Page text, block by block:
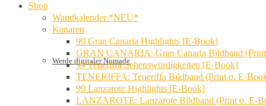
Werde digitaler Nomade
Shop
Wandkalender *NEU*
Kanaren
99 Gran Canaria Highlights [E-Book]
GRAN CANARIA: Gran Canaria Bildband
99 Teneriffa Sehenswürdigkeiten [E-Book]
TENERIFFA: Teneriffa Bildband (Print o. E-
99 Lanzarote Highlights [E-Book]
LANZAROTE: Lanzarote Bildband (Print o. E-